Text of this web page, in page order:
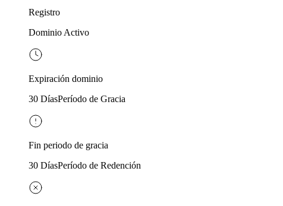
Registro
Dominio Activo
Expiración dominio
30 DíasPeríodo de Gracia
Fin periodo de gracia
30 DíasPeríodo de Redención